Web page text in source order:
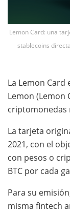
Lemon Card: una
stablecoins
La Lemon Card
Lemon (Lemon
criptomonedas
La tarjeta
2021, con el
con pesos o
BTC por cada
Para su
misma fintech